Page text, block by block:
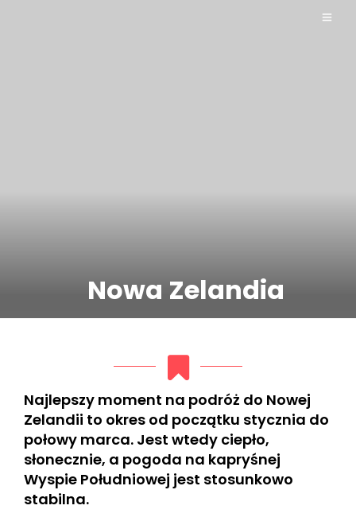
Nowa Zelandia
Najlepszy moment na podróż do Nowej
Zelandii to okres od początku stycznia do
połowy marca. Jest wtedy ciepło,
słonecznie, a pogoda na kapryśnej
Wyspie Południowej jest stosunkowo
stabilna.